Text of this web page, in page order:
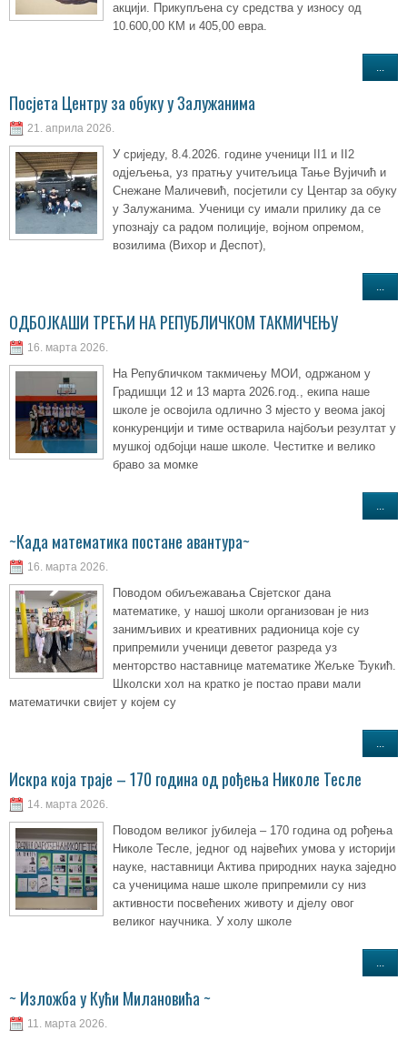
акцији. Прикупљена су средства у износу од
10.600,00 КМ и 405,00 евра.
...
Посјета Центру за обуку у Залужанима
21. априла 2026.
У сриједу, 8.4.2026. године ученици II1 и II2
одјељења, уз пратњу учитељица Тање Вујичић и
Снежане Маличевић, посјетили су Центар за обуку
у Залужанима. Ученици су имали прилику да се
упознају са радом полиције, војном опремом,
возилима (Вихор и Деспот),
...
ОДБОЈКАШИ ТРЕЋИ НА РЕПУБЛИЧКОМ ТАКМИЧЕЊУ
16. марта 2026.
На Републичком такмичењу МОИ, одржаном у
Градишци 12 и 13 марта 2026.год., екипа наше
школе је освојила одлично 3 мјесто у веома јакој
конкуренцији и тиме остварила најбољи резултат у
мушкој одбојци наше школе. Честитке и велико
браво за момке
...
~Када математика постане авантура~
16. марта 2026.
Поводом обиљежавања Свјетског дана
математике, у нашој школи организован је низ
занимљивих и креативних радионица које су
припремили ученици деветог разреда уз
менторство наставнице математике Жељке Ђукић.
Школски хол на кратко је постао прави мали
математички свијет у којем су
...
Искра која траје – 170 година од рођења Николе Тесле
14. марта 2026.
Поводом великог јубилеја – 170 година од рођења
Николе Тесле, једног од највећих умова у историји
науке, наставници Актива природних наука заједно
са ученицима наше школе припремили су низ
активности посвећених животу и дјелу овог
великог научника. У холу школе
...
~ Изложба у Кући Милановића ~
11. марта 2026.